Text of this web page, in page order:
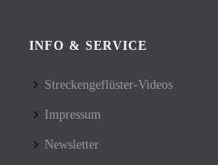
INFO & SERVICE
Streckengeflüster-Videos
Impressum
Newsletter